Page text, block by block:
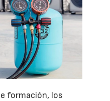
formación, los